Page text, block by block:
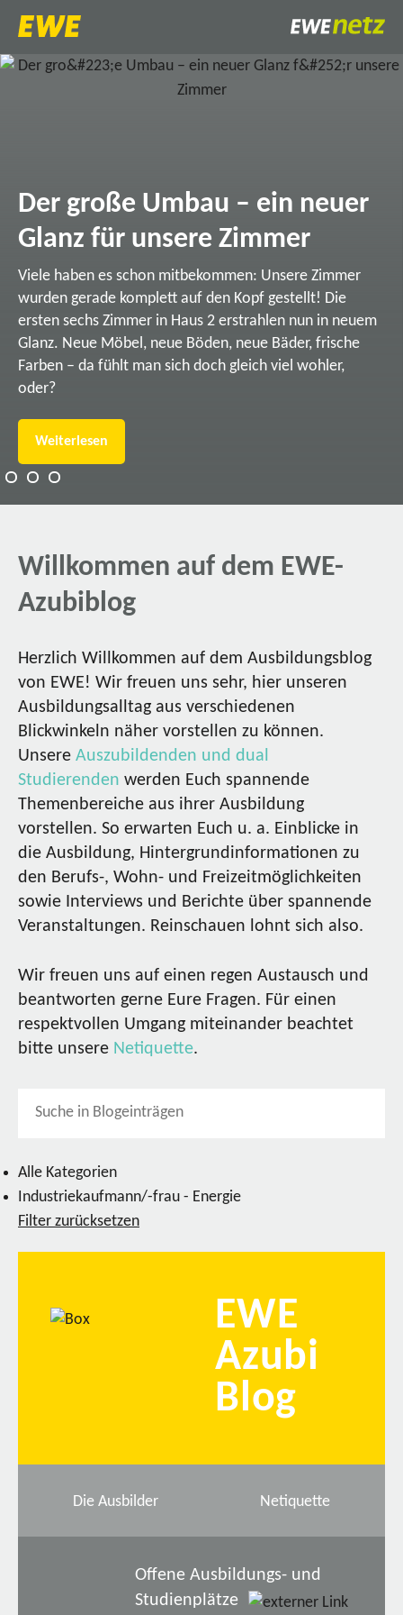
Der große Umbau – ein neuer
Glanz für unsere Zimmer
Viele haben es schon mitbekommen: Unsere Zimmer
wurden gerade komplett auf den Kopf gestellt! Die
ersten sechs Zimmer in Haus 2 erstrahlen nun in neuem
Glanz. Neue Möbel, neue Böden, neue Bäder, frische
Farben – da fühlt man sich doch gleich viel wohler,
oder?
Weiterlesen
Willkommen auf dem EWE-
Azubiblog
Herzlich Willkommen auf dem Ausbildungsblog
von EWE! Wir freuen uns sehr, hier unseren
Ausbildungsalltag aus verschiedenen
Blickwinkeln näher vorstellen zu können.
Unsere Auszubildenden und dual
Studierenden werden Euch spannende
Themenbereiche aus ihrer Ausbildung
vorstellen. So erwarten Euch u. a. Einblicke in
die Ausbildung, Hintergrundinformationen zu
den Berufs-, Wohn- und Freizeitmöglichkeiten
sowie Interviews und Berichte über spannende
Veranstaltungen. Reinschauen lohnt sich also.
Wir freuen uns auf einen regen Austausch und
beantworten gerne Eure Fragen. Für einen
respektvollen Umgang miteinander beachtet
bitte unsere Netiquette.
Alle Kategorien
Industriekaufmann/-frau - Energie
Filter zurücksetzen
EWE
Azubi
Blog
Die Ausbilder Netiquette
Offene Ausbildungs- und
Studienplätze